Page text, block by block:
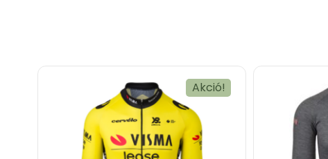
Akció!